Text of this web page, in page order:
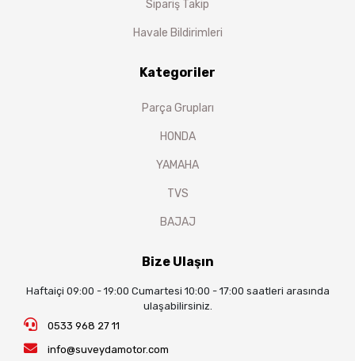
Sipariş Takip
Havale Bildirimleri
Kategoriler
Parça Grupları
HONDA
YAMAHA
TVS
BAJAJ
Bize Ulaşın
Haftaiçi 09:00 - 19:00 Cumartesi 10:00 - 17:00 saatleri arasında
ulaşabilirsiniz.
0533 968 27 11
info@suveydamotor.com